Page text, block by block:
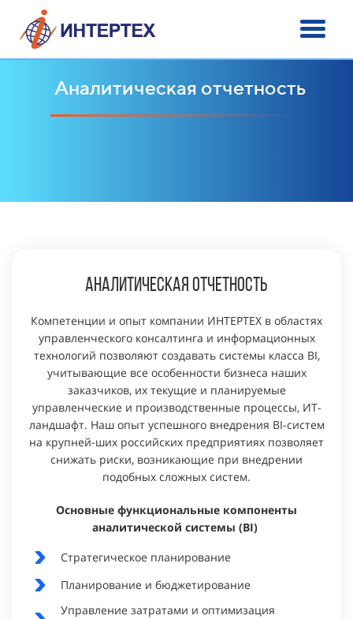
Аналитическая отчетность
аналитическая отчетность
Компетенции и опыт компании ИНТЕРТЕХ в областях
управленческого консалтинга и информационных
технологий позволяют создавать системы класса BI,
учитывающие все особенности бизнеса наших
заказчиков, их текущие и планируемые
управленческие и производственные процессы, ИТ-
ландшафт. Наш опыт успешного внедрения BI-систем
на крупней-ших российских предприятиях позволяет
снижать риски, возникающие при внедрении
подобных сложных систем.
Основные функциональные компоненты
аналитической системы (BI)
Стратегическое планирование
Планирование и бюджетирование
Управление затратами и оптимизация